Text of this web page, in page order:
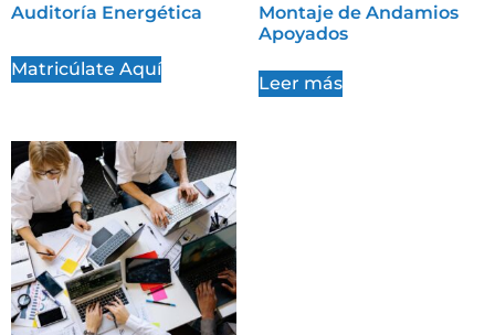
Auditoría Energética
Matricúlate Aquí
Montaje de Andamios
Apoyados
Leer más